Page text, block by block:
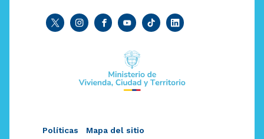
Políticas Mapa del sitio